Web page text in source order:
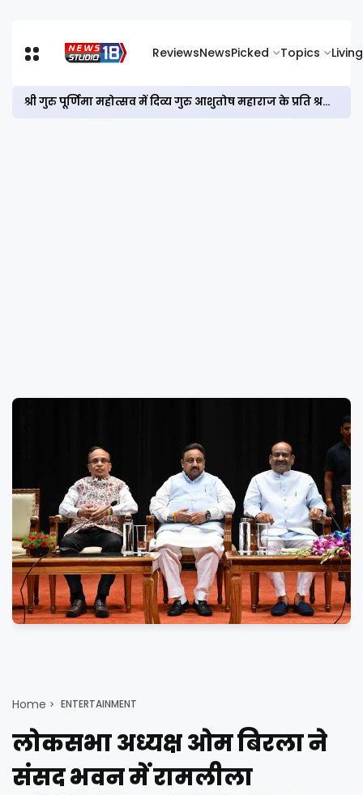
ReviewsNewsPicked Topics Living
श्री गुरु पूर्णिमा महोत्सव में दिव्य गुरु आशुतोष महाराज के प्रति श्रद्धा, कृतज्ञता एवं समर्पण के भावों को अभिव्यक्त किया गया
Home ENTERTAINMENT
लोकसभा अध्यक्ष ओम बिरला ने
संसद भवन में रामलीला